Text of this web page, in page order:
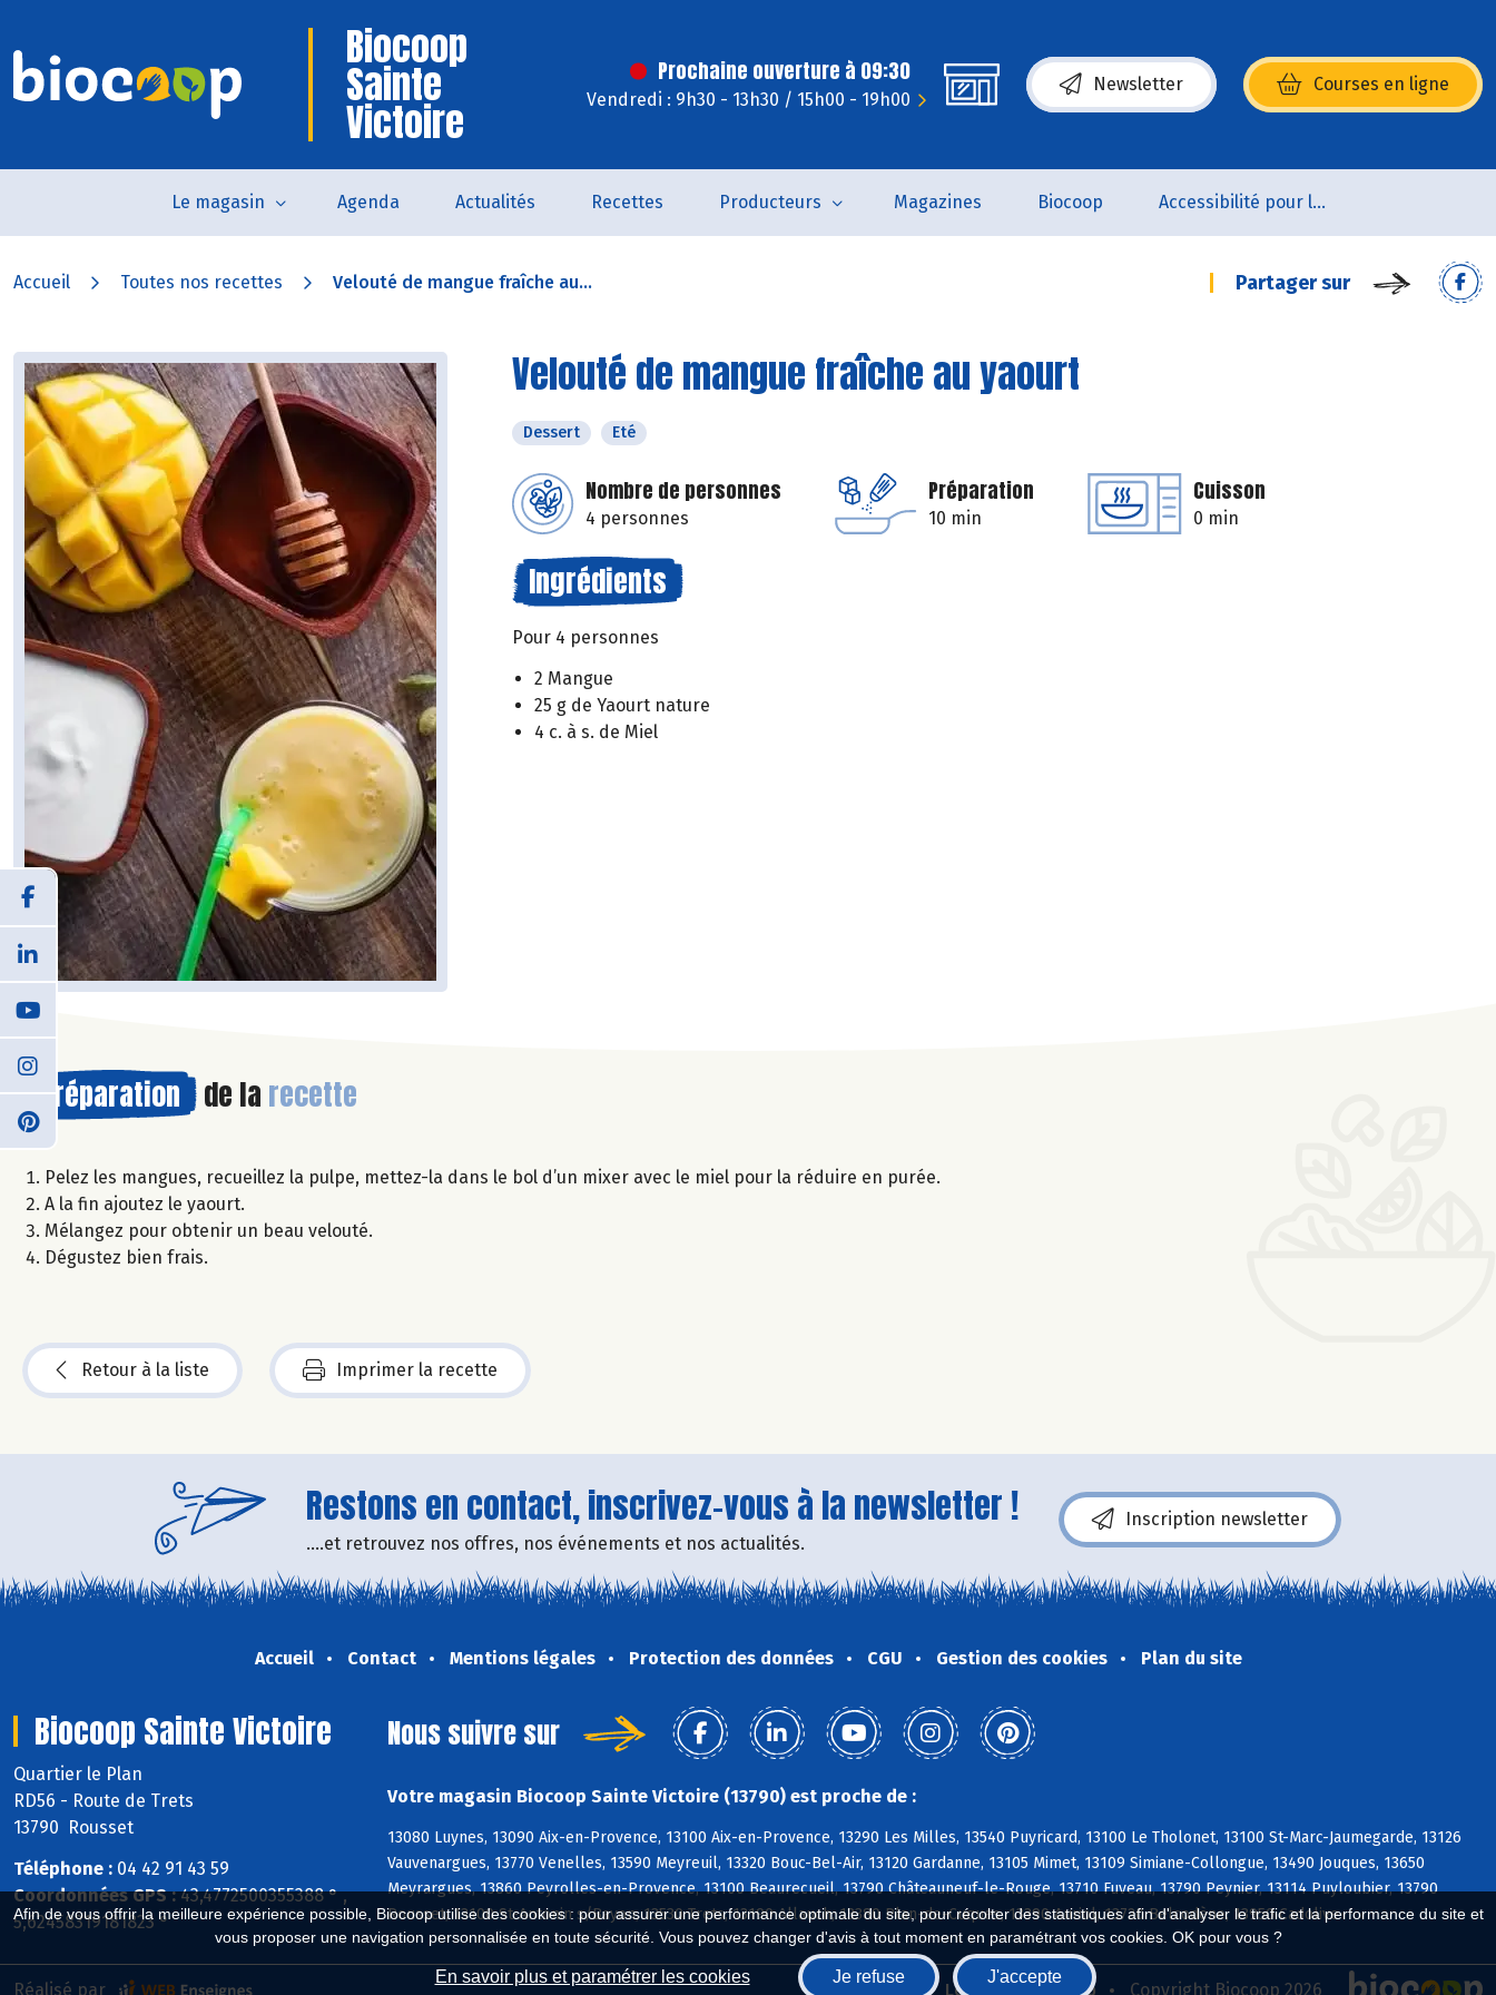
Afin de vous offrir la meilleure expérience possible, Biocoop utilise des cookies : pour assurer une performance optimale du site, pour récolter des statistiques afin d'analyser le trafic et la performance du site et
vous proposer une navigation personnalisée en toute sécurité. Vous pouvez changer d'avis à tout moment en paramétrant vos cookies. OK pour vous ?
En savoir plus et paramétrer les cookies Je refuse J'accepte
Biocoop
Sainte
Victoire
Prochaine ouverture à 09:30
Vendredi : 9h30 - 13h30 / 15h00 - 19h00
Newsletter Courses en ligne
(s’ouvre dans une nouvelle fenêtre)
Le magasin Agenda Actualités Recettes Producteurs Magazines Biocoop Accessibilité pour les personnes en situation de handicap
Accueil Toutes nos recettes Velouté de mangue fraîche au... Partager sur
Velouté de mangue fraîche au yaourt
Dessert Eté
Nombre de personnes
4 personnes
Préparation
10 min
Cuisson
0 min
Ingrédients
Pour 4 personnes
2 Mangue
25 g de Yaourt nature
4 c. à s. de Miel
Préparation de la recette
Pelez les mangues, recueillez la pulpe, mettez-la dans le bol d’un mixer avec le miel pour la réduire en purée.
A la fin ajoutez le yaourt.
Mélangez pour obtenir un beau velouté.
Dégustez bien frais.
Retour à la liste Imprimer la recette
Restons en contact, inscrivez-vous à la newsletter !
....et retrouvez nos offres, nos événements et nos actualités.
Inscription newsletter
Accueil Contact Mentions légales Protection des données CGU Gestion des cookies Plan du site
Biocoop Sainte Victoire
Quartier le Plan
RD56 - Route de Trets
13790 Rousset
Téléphone : 04 42 91 43 59
Coordonnées GPS :43,4772500355388 ° ,
5,62458319181823 °
Nous suivre sur
Votre magasin Biocoop Sainte Victoire (13790) est proche de :
13080 Luynes, 13090 Aix-en-Provence, 13100 Aix-en-Provence, 13290 Les Milles, 13540 Puyricard, 13100 Le Tholonet, 13100 St-Marc-Jaumegarde, 13126
Vauvenargues, 13770 Venelles, 13590 Meyreuil, 13320 Bouc-Bel-Air, 13120 Gardanne, 13105 Mimet, 13109 Simiane-Collongue, 13490 Jouques, 13650
Meyrargues, 13860 Peyrolles-en-Provence, 13100 Beaurecueil, 13790 Châteauneuf-le-Rouge, 13710 Fuveau, 13790 Peynier, 13114 Puyloubier, 13790
Rousset, 13100 St-Antonin s/Bayon, 13530 Trets, 13190 Allauch, 13380 Plan-de-Cuques, 13390 Auriol, 13720 Belcodène, 13950 Cadolive
Biocoop.fr Le réseau Biocoop Copyright Biocoop 2026
Réalisé par